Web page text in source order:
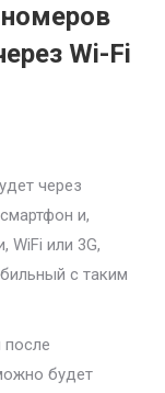
номеров
Wi-Fi
через
и,
WiFi или 3G,
с таким
после
будет